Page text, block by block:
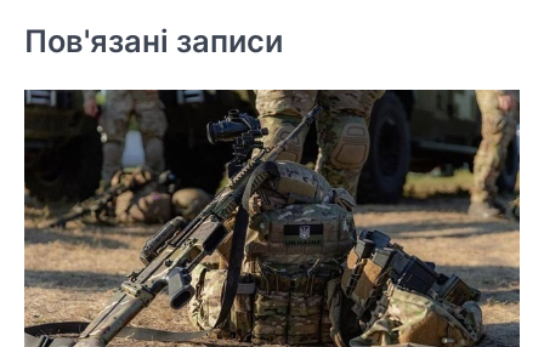
Пов'язані записи